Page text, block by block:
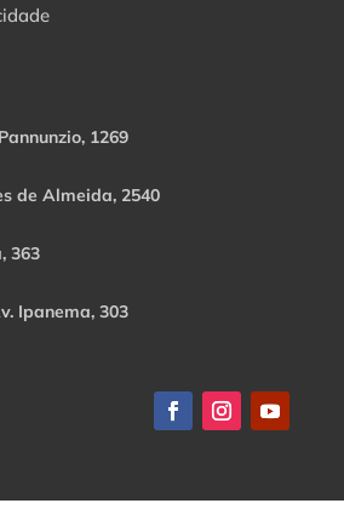
1269
de Almeida, 2540
363
Ipanema, 303